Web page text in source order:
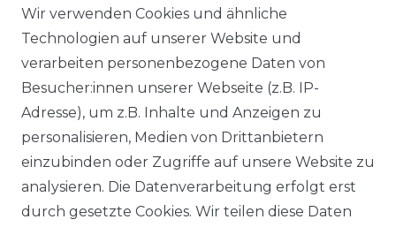
Ähnlicher Artikel
Angels - Damen 5-Pocket
Jeans, Dolly (538000)
ab 89,99 € *
Wir verwenden Cookies und ähnliche
Technologien auf unserer Website und
verarbeiten personenbezogene Daten von
Besucher:innen unserer Webseite (z.B. IP-
Adresse), um z.B. Inhalte und Anzeigen zu
personalisieren, Medien von Drittanbietern
einzubinden oder Zugriffe auf unsere Website zu
analysieren. Die Datenverarbeitung erfolgt erst
durch gesetzte Cookies. Wir teilen diese Daten